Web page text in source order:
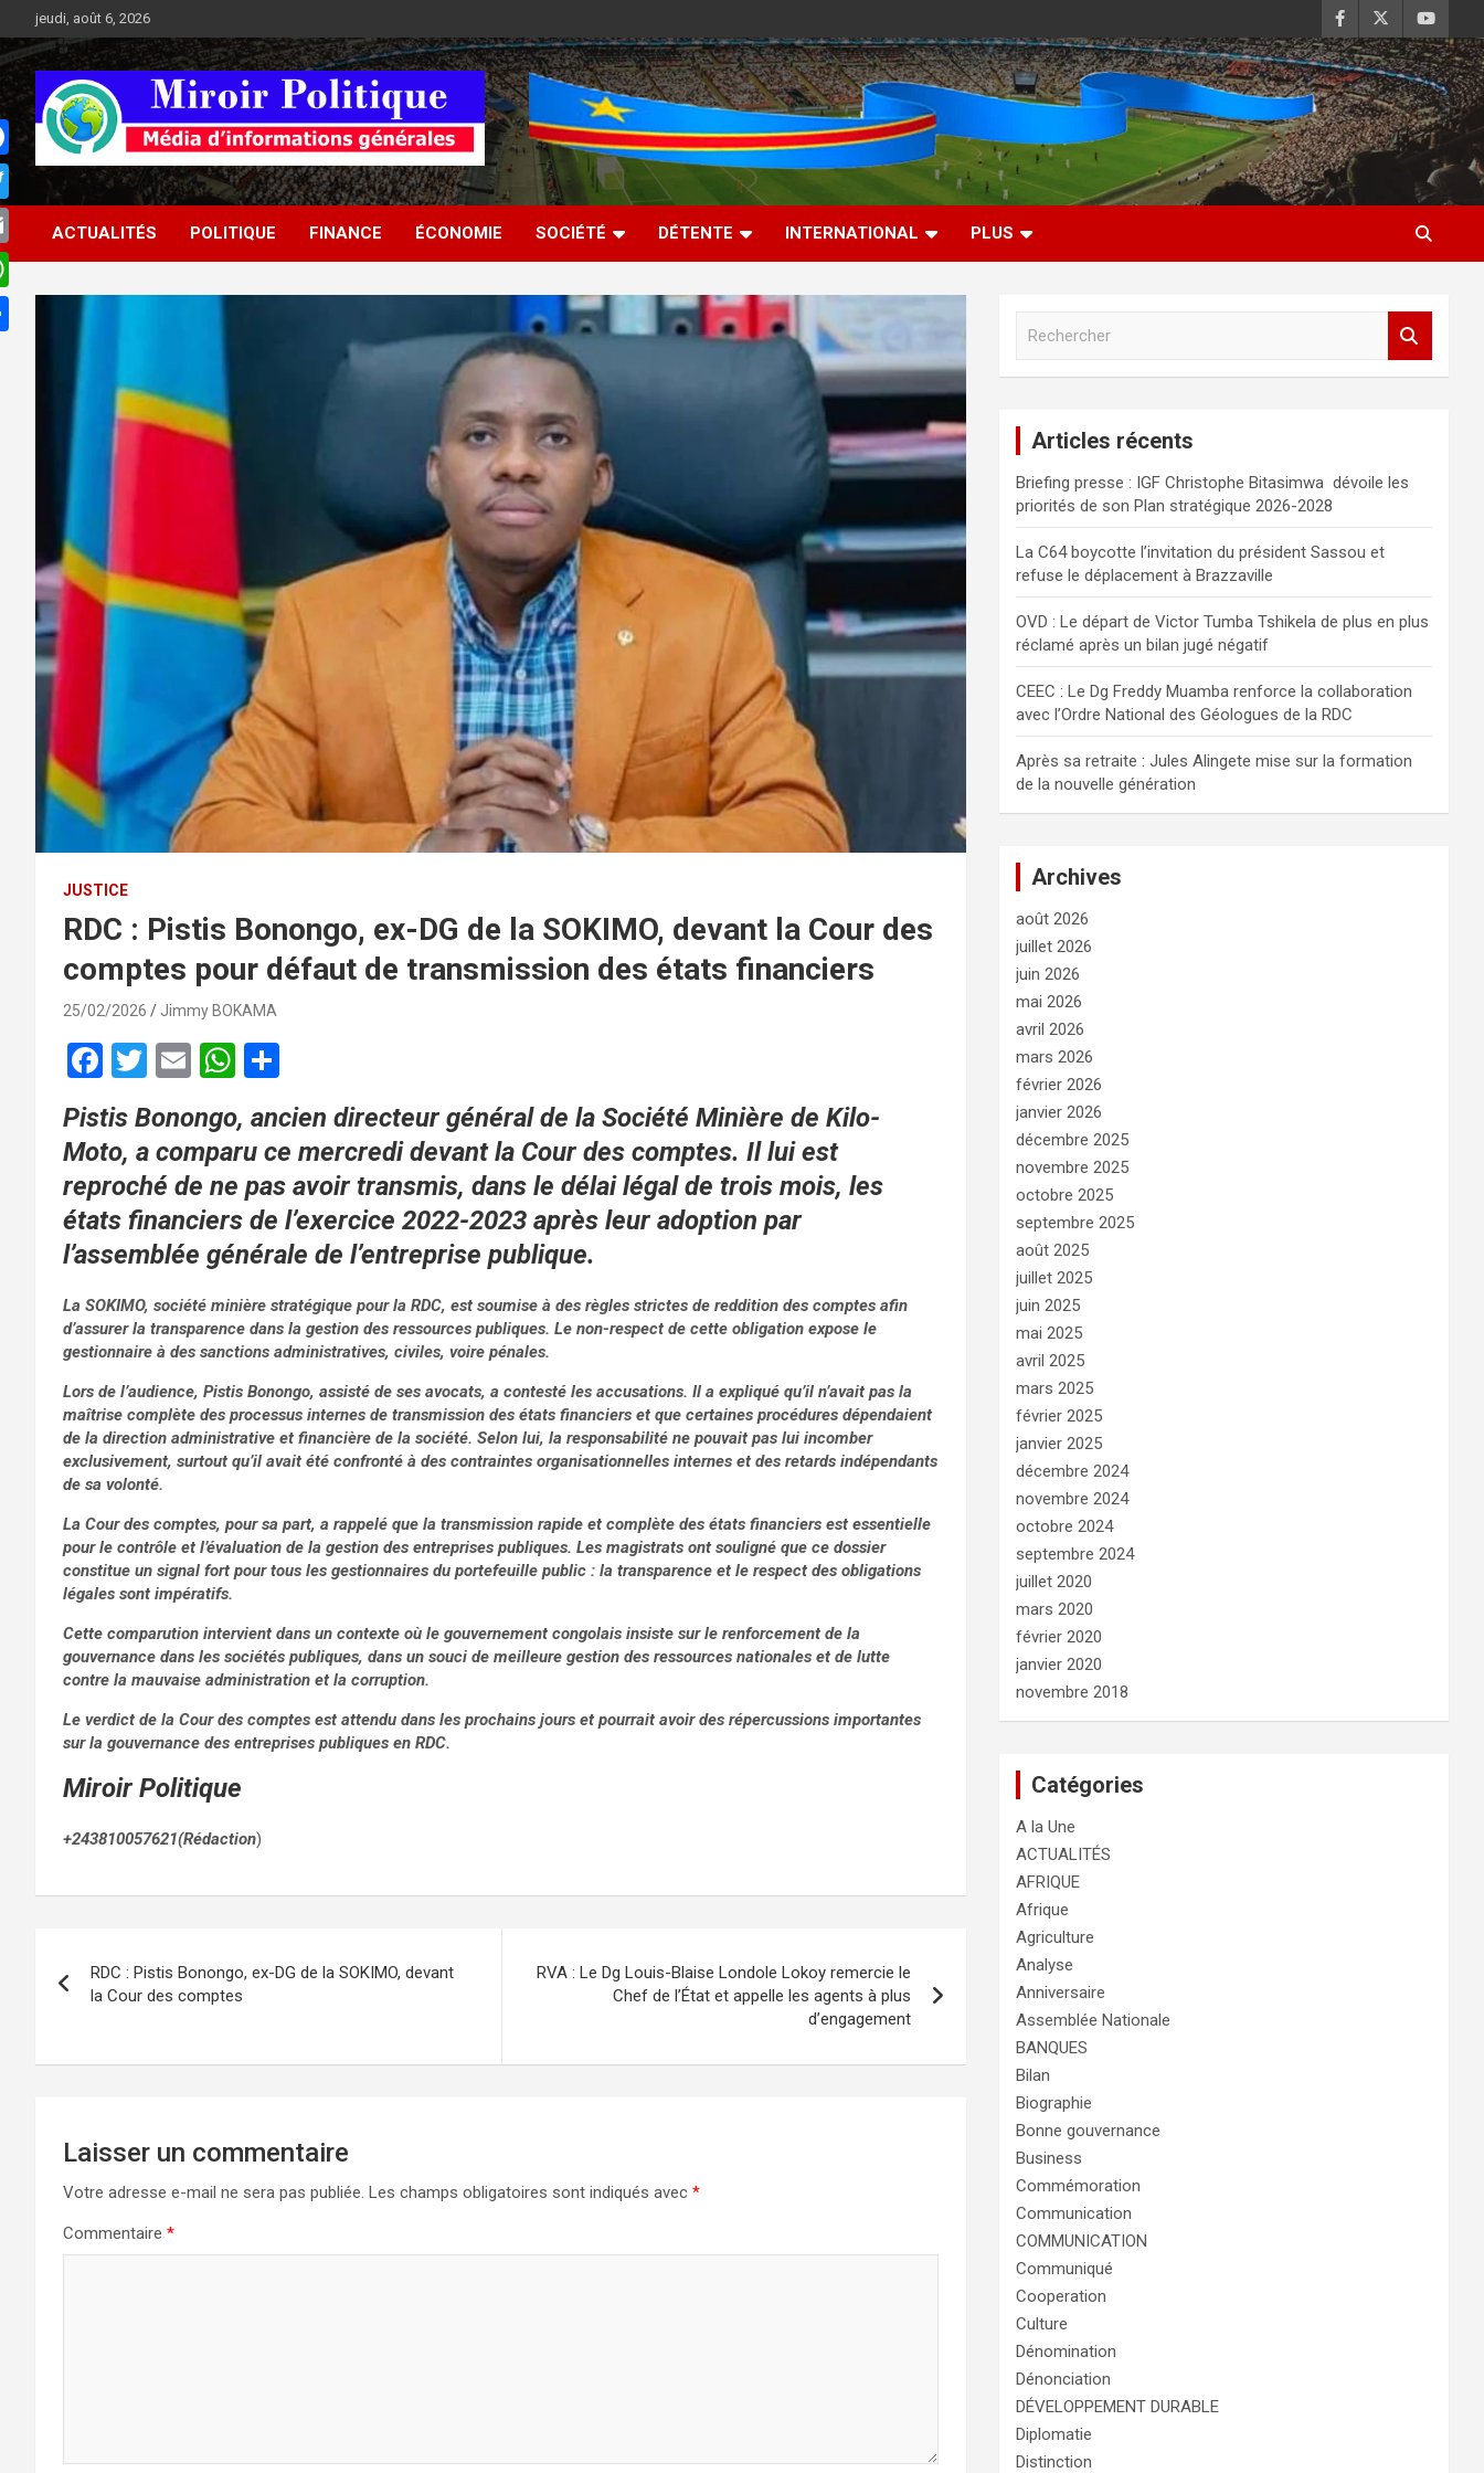
au
contenu
jeudi, août 6, 2026
Médias d'informations
socio-politiques
Médias d'informations socio-politiques
ACTUALITÉS POLITIQUE FINANCE ÉCONOMIE SOCIÉTÉ DÉTENTE INTERNATIONAL PLUS
JUSTICE
RDC : Pistis Bonongo, ex-DG de la SOKIMO, devant la Cour des
comptes pour défaut de transmission des états financiers
25/02/2026 Jimmy BOKAMA
F
a
ce
b
o
o
k
T
tt
er
E
ail
W
at
s
A
p
p
ar
ta
g
er
Pistis Bonongo, ancien directeur général de la Société Minière de Kilo-
Moto, a comparu ce mercredi devant la Cour des comptes. Il lui est
reproché de ne pas avoir transmis, dans le délai légal de trois mois, les
états financiers de l’exercice 2022-2023 après leur adoption par
l’assemblée générale de l’entreprise publique.
La SOKIMO, société minière stratégique pour la RDC, est soumise à des règles strictes de reddition des comptes afin
d’assurer la transparence dans la gestion des ressources publiques. Le non-respect de cette obligation expose le
gestionnaire à des sanctions administratives, civiles, voire pénales.
Lors de l’audience, Pistis Bonongo, assisté de ses avocats, a contesté les accusations. Il a expliqué qu’il n’avait pas la
maîtrise complète des processus internes de transmission des états financiers et que certaines procédures dépendaient
de la direction administrative et financière de la société. Selon lui, la responsabilité ne pouvait pas lui incomber
exclusivement, surtout qu’il avait été confronté à des contraintes organisationnelles internes et des retards indépendants
de sa volonté.
La Cour des comptes, pour sa part, a rappelé que la transmission rapide et complète des états financiers est essentielle
pour le contrôle et l’évaluation de la gestion des entreprises publiques. Les magistrats ont souligné que ce dossier
constitue un signal fort pour tous les gestionnaires du portefeuille public : la transparence et le respect des obligations
légales sont impératifs.
Cette comparution intervient dans un contexte où le gouvernement congolais insiste sur le renforcement de la
gouvernance dans les sociétés publiques, dans un souci de meilleure gestion des ressources nationales et de lutte
contre la mauvaise administration et la corruption.
Le verdict de la Cour des comptes est attendu dans les prochains jours et pourrait avoir des répercussions importantes
sur la gouvernance des entreprises publiques en RDC.
Miroir Politique
+243810057621(Rédaction)
de
RDC : Pistis Bonongo, ex-DG de la SOKIMO, devant
la Cour des comptes
RVA : Le Dg Louis-Blaise Londole Lokoy remercie le
Chef de l’État et appelle les agents à plus
d’engagement
Laisser un commentaire
Votre adresse e-mail ne sera pas publiée. Les champs obligatoires sont indiqués avec *
Commentaire *
c
h
e
r
Articles récents
Briefing presse : IGF Christophe Bitasimwa dévoile les
priorités de son Plan stratégique 2026-2028
La C64 boycotte l’invitation du président Sassou et
refuse le déplacement à Brazzaville
OVD : Le départ de Victor Tumba Tshikela de plus en plus
réclamé après un bilan jugé négatif
CEEC : Le Dg Freddy Muamba renforce la collaboration
avec l’Ordre National des Géologues de la RDC
Après sa retraite : Jules Alingete mise sur la formation
de la nouvelle génération
Archives
août 2026
juillet 2026
juin 2026
mai 2026
avril 2026
mars 2026
février 2026
janvier 2026
décembre 2025
novembre 2025
octobre 2025
septembre 2025
août 2025
juillet 2025
juin 2025
mai 2025
avril 2025
mars 2025
février 2025
janvier 2025
décembre 2024
novembre 2024
octobre 2024
septembre 2024
juillet 2020
mars 2020
février 2020
janvier 2020
novembre 2018
Catégories
A la Une
ACTUALITÉS
AFRIQUE
Afrique
Agriculture
Analyse
Anniversaire
Assemblée Nationale
BANQUES
Bilan
Biographie
Bonne gouvernance
Business
Commémoration
Communication
COMMUNICATION
Communiqué
Cooperation
Culture
Dénomination
Dénonciation
DÉVELOPPEMENT DURABLE
Diplomatie
Distinction